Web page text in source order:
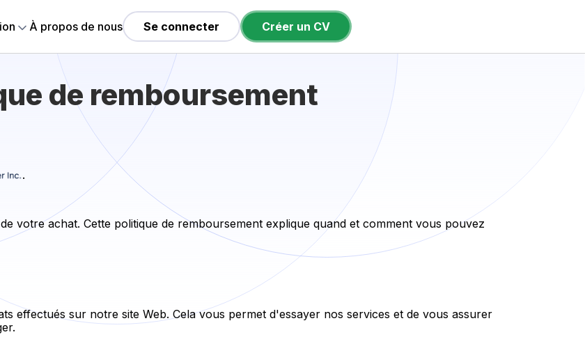
À propos de nous Se connecter Créer un CV
de remboursement
.
votre achat. Cette politique de remboursement explique quand et comment vous pouvez
effectués sur notre site Web. Cela vous permet d'essayer nos services et de vous assurer